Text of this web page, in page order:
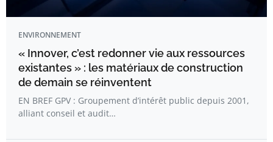
ENVIRONNEMENT
« Innover, c’est redonner vie aux ressources
existantes » : les matériaux de construction
de demain se réinventent
EN BREF GPV : Groupement d’intérêt public depuis 2001,
alliant conseil et audit…